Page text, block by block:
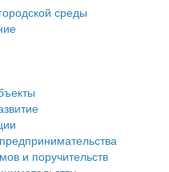
области
округа
учтенных
среды
и поручительств